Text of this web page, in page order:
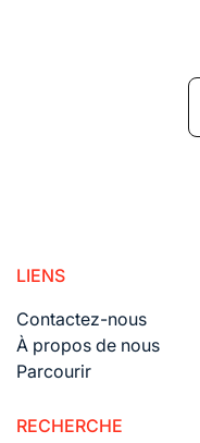
LIENS
Contactez-nous
À propos de nous
Parcourir
RECHERCHE